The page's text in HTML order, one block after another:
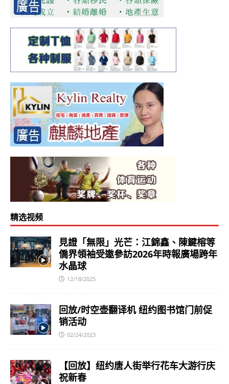
精选视频
見證「無限」光芒：江錦鑫、陳鍵榕等
僑界領袖受邀參訪2026年時報廣場跨年
水晶球
12/18/2025
回放/时空壶翻译机 纽约图书馆门前促
销活动
02/24/2023
【回放】纽约唐人街举行花车大游行庆
祝新春